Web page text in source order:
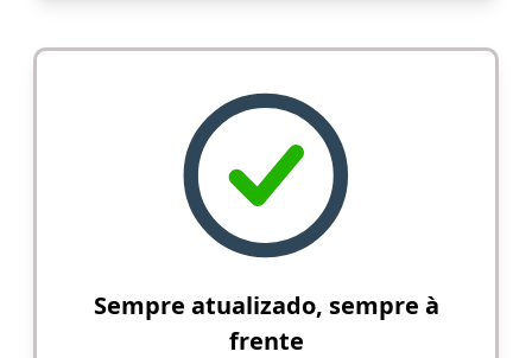
Sempre atualizado, sempre à
frente